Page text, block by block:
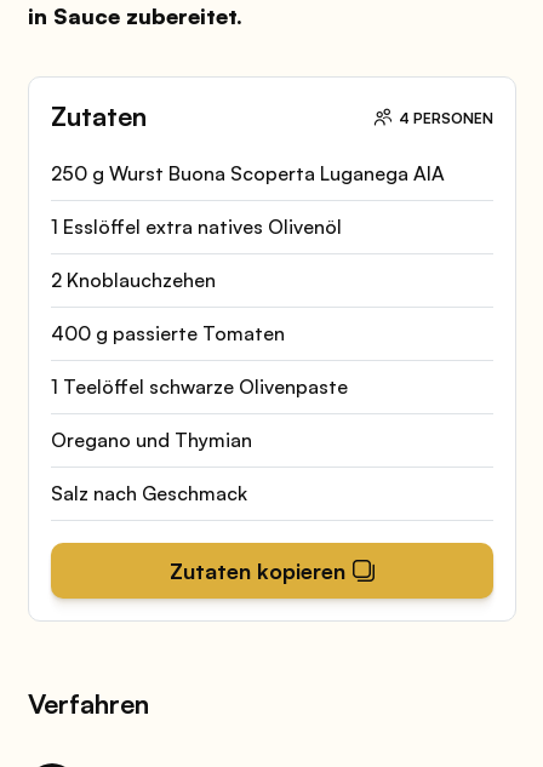
Zutaten 4 PERSONEN
250 g Wurst Buona Scoperta Luganega AIA
1 Esslöffel extra natives Olivenöl
2 Knoblauchzehen
400 g passierte Tomaten
1 Teelöffel schwarze Olivenpaste
Oregano und Thymian
Salz nach Geschmack
Zutaten kopieren
in Sauce zubereitet.
Verfahren